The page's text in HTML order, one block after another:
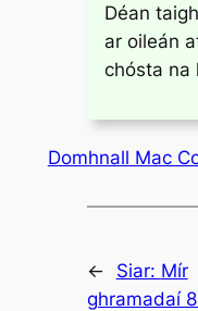
Déan
ar oileán
chósta na
Domhnall Mac
← Siar: Mír
ghramadaí